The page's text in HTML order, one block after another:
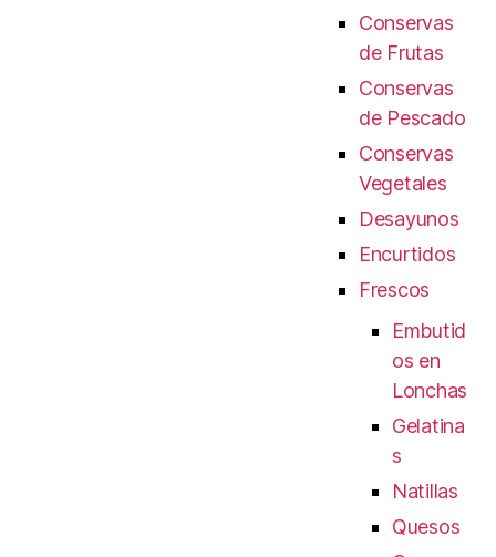
Conservas
de Frutas
Conservas
de Pescado
Conservas
Vegetales
Desayunos
Encurtidos
Frescos
Embutid
os en
Lonchas
Gelatina
s
Natillas
Quesos